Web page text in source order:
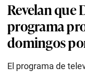
Revelan que
programa
domingos
El programa de